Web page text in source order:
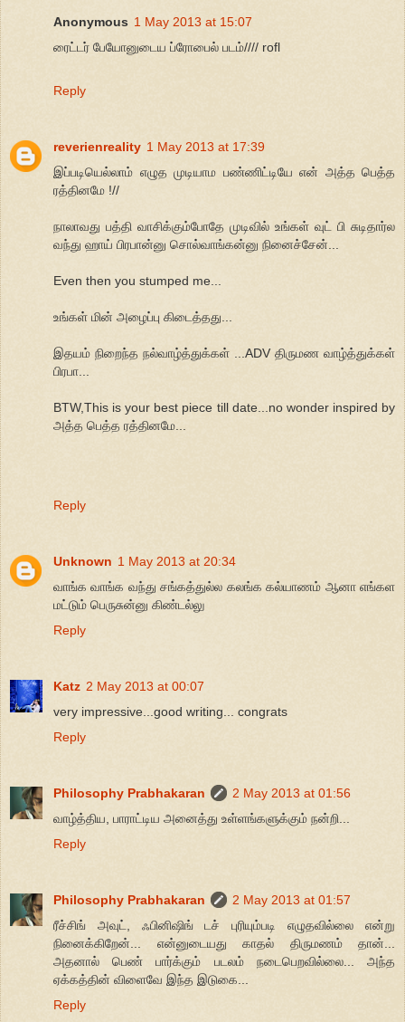
Anonymous 1 May 2013 at 15:07
ரைட்டர் பேயோனுடைய ப்ரோபைல் படம்//// rofl
Reply
reverienreality 1 May 2013 at 17:39
இப்படியெல்லாம் எழுத முடியாம பண்ணிட்டியே என் அத்த பெத்த
ரத்தினமே !//
நாலாவது பத்தி வாசிக்கும்போதே முடிவில் உங்கள் வுட் பி சுடிதார்ல
வந்து ஹாய் பிரபான்னு சொல்வாங்கன்னு நினைச்சேன்...
Even then you stumped me...
உங்கள் மின் அழைப்பு கிடைத்தது...
இதயம் நிறைந்த நல்வாழ்த்துக்கள் ...ADV திருமண வாழ்த்துக்கள்
பிரபா...
BTW,This is your best piece till date...no wonder inspired by
அத்த பெத்த ரத்தினமே...
Reply
Unknown 1 May 2013 at 20:34
வாங்க வாங்க வந்து சங்கத்துல்ல கலங்க கல்யாணம் ஆனா எங்கள
மட்டும் பெருசுன்னு கிண்டல்லு
Reply
Katz 2 May 2013 at 00:07
very impressive...good writing... congrats
Reply
Philosophy Prabhakaran
2 May 2013 at 01:56
வாழ்த்திய, பாராட்டிய அனைத்து உள்ளங்களுக்கும் நன்றி...
Reply
Philosophy Prabhakaran
2 May 2013 at 01:57
ரீச்சிங் அவுட், ஃபினிஷிங் டச் புரியும்படி எழுதவில்லை என்று
நினைக்கிறேன்... என்னுடையது காதல் திருமணம் தான்...
அதனால் பெண் பார்க்கும் படலம் நடைபெறவில்லை... அந்த
ஏக்கத்தின் விளைவே இந்த இடுகை...
Reply